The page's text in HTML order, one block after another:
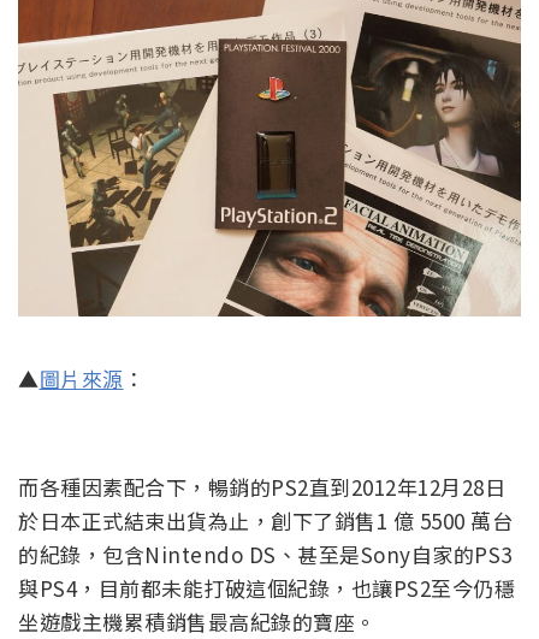
▲圖片來源 ：
而各種因素配合下，暢銷的PS2直到2012年12月28日
於日本正式結束出貨為止，創下了銷售1 億 5500 萬台
的紀錄，包含Nintendo DS、甚至是Sony自家的PS3
與PS4，目前都未能打破這個紀錄，也讓PS2至今仍穩
坐遊戲主機累積銷售最高紀錄的寶座。